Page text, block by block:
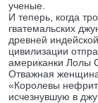
ученые.
И теперь, когда
гватемальских
древней
цивилизации
американки Лолы
Отважная
«Королевы
исчезнувшую в